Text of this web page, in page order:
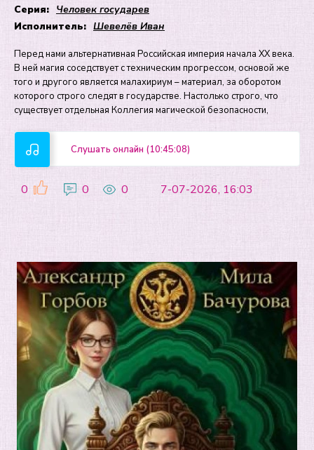
Серия: Человек государев
Исполнитель: Шевелёв Иван
Перед нами альтернативная Российская империя начала XX века.
В ней магия соседствует с техническим прогрессом, основой же
того и другого является малахириум – материал, за оборотом
которого строго следят в государстве. Настолько строго, что
существует отдельная Коллегия магической безопасности,
Слушать онлайн (10:45:08)
0 0 0 7-07-2026, 16:03